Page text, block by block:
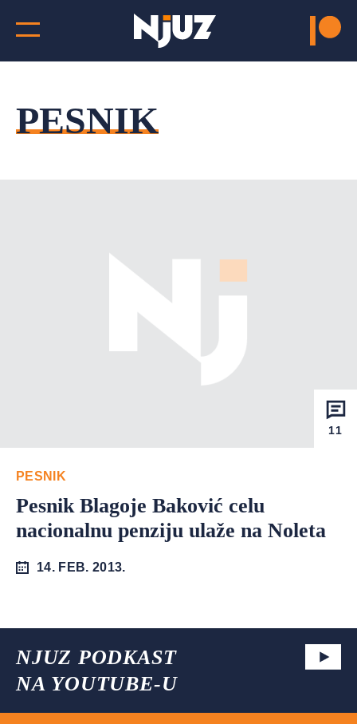
PESNIK
11
PESNIK
Pesnik Blagoje Baković celu
nacionalnu penziju ulaže na Noleta
14. FEB. 2013.
NJUZ PODKAST
NA YOUTUBE-U